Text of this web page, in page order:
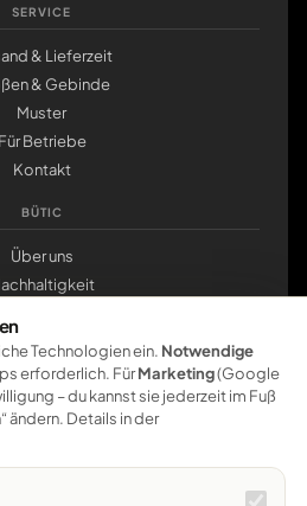
SERVICE
& Lieferzeit
& Gebinde
Muster
Für Betriebe
Kontakt
BÜTIC
Über uns
amazonpay
Google Pay
werden schrittweise
Technologien ein. Notwendige
erforderlich. FürMarketing(Google
– du kannst sie jederzeit im Fuß
ändern. Details in der